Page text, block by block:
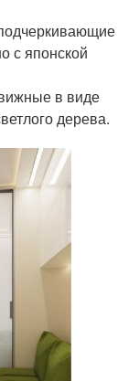
с японской
в виде
дерева.